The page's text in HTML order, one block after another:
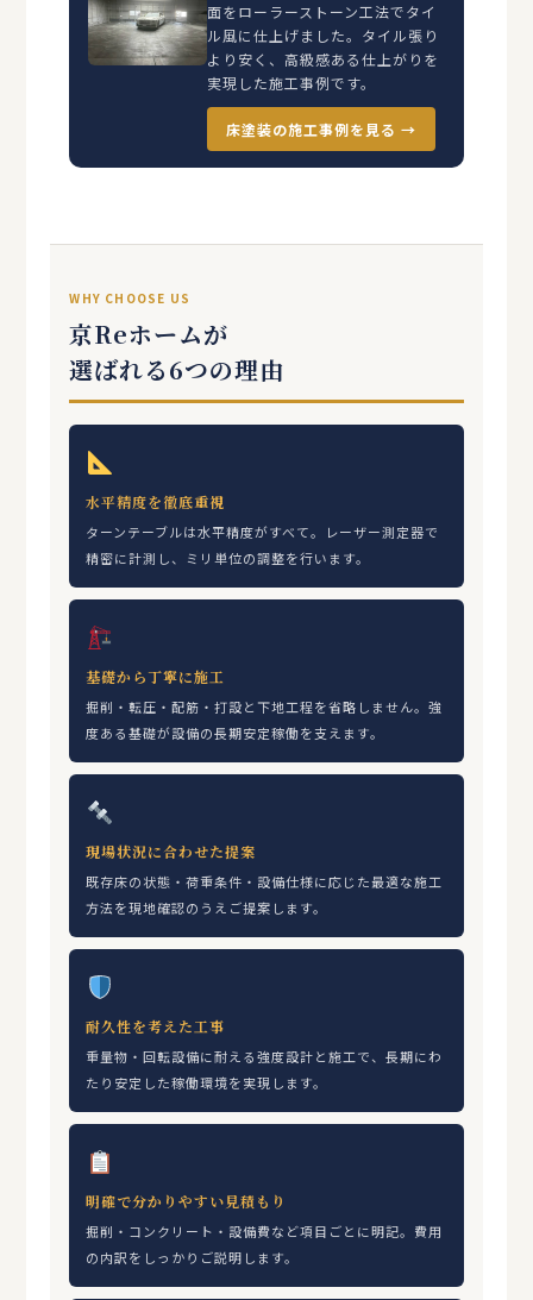
面をローラーストーン工法でタイ
ル風に仕上げました。タイル張り
より安く、高級感ある仕上がりを
実現した施工事例です。
床塗装の施工事例を見る →
WHY CHOOSE US
京Reホームが
選ばれる6つの理由
水平精度を徹底重視
ターンテーブルは水平精度がすべて。レーザー測定器で
精密に計測し、ミリ単位の調整を行います。
基礎から丁寧に施工
掘削・転圧・配筋・打設と下地工程を省略しません。強
度ある基礎が設備の長期安定稼働を支えます。
現場状況に合わせた提案
既存床の状態・荷重条件・設備仕様に応じた最適な施工
方法を現地確認のうえご提案します。
耐久性を考えた工事
重量物・回転設備に耐える強度設計と施工で、長期にわ
たり安定した稼働環境を実現します。
明確で分かりやすい見積もり
掘削・コンクリート・設備費など項目ごとに明記。費用
の内訳をしっかりご説明します。